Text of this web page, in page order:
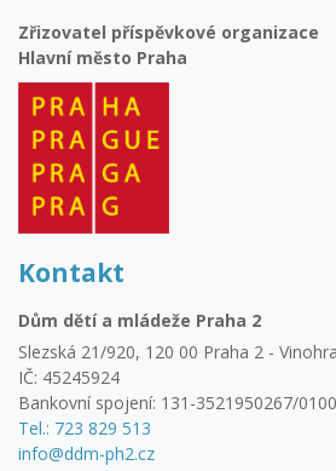
Zřizovatel příspěvkové organizace
Hlavní město Praha
Kontakt
Dům dětí a mládeže Praha 2
Slezská 21/920, 120 00 Praha 2 -
IČ: 45245924
Bankovní spojení: 131-3521950267/0100
Tel.: 723 829 513
info@ddm-ph2.cz